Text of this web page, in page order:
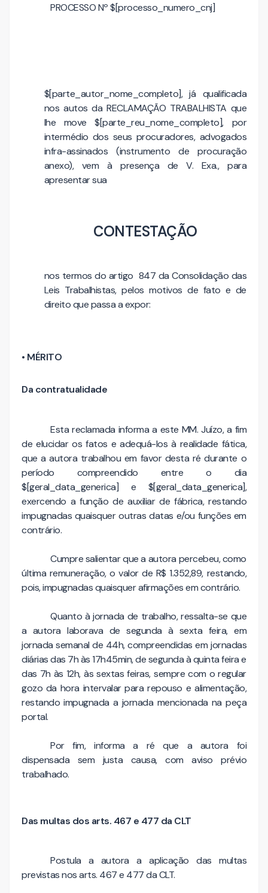
PROCESSO Nº $[processo_numero_cnj]
$[parte_autor_nome_completo], já qualificada
nos autos da RECLAMAÇÃO TRABALHISTA que
lhe move $[parte_reu_nome_completo], por
intermédio dos seus procuradores, advogados
infra-assinados (instrumento de procuração
anexo), vem à presença de V. Exa., para
apresentar sua
CONTESTAÇÃO
nos termos do artigo 847 da Consolidação das
Leis Trabalhistas, pelos motivos de fato e de
direito que passa a expor:
• MÉRITO
Da contratualidade
Esta reclamada informa a este MM. Juízo, a fim
de elucidar os fatos e adequá-los à realidade fática,
que a autora trabalhou em favor desta ré durante o
período compreendido entre o dia
$[geral_data_generica] e $[geral_data_generica],
exercendo a função de auxiliar de fábrica, restando
impugnadas quaisquer outras datas e/ou funções em
contrário.
Cumpre salientar que a autora percebeu, como
última remuneração, o valor de R$ 1.352,89, restando,
pois, impugnadas quaisquer afirmações em contrário.
Quanto à jornada de trabalho, ressalta-se que
a autora laborava de segunda à sexta feira, em
jornada semanal de 44h, compreendidas em jornadas
diárias das 7h às 17h45min, de segunda à quinta feira e
das 7h às 12h, às sextas feiras, sempre com o regular
gozo da hora intervalar para repouso e alimentação,
restando impugnada a jornada mencionada na peça
portal.
Por fim, informa a ré que a autora foi
dispensada sem justa causa, com aviso prévio
trabalhado.
Das multas dos arts. 467 e 477 da CLT
Postula a autora a aplicação das multas
previstas nos arts. 467 e 477 da CLT.